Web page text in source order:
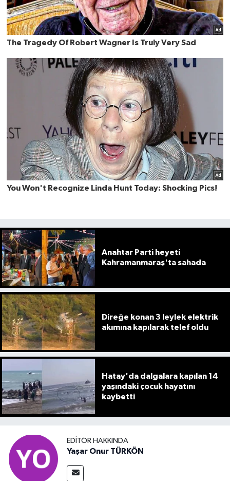
Anahtar Parti heyeti
Kahramanmaraş'ta sahada
Direğe konan 3 leylek elektrik
akımına kapılarak telef oldu
Hatay'da dalgalara kapılan 14
yaşındaki çocuk hayatını
kaybetti
EDITÖR HAKKINDA
Yaşar Onur TÜRKÖN